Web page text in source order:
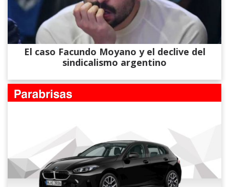
El caso Facundo Moyano y el declive del
sindicalismo argentino